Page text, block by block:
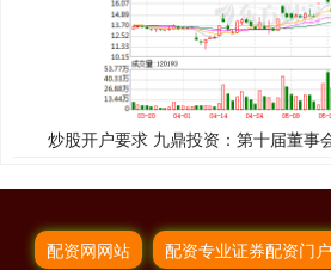
炒股开户要求 九鼎投资：第十届董事
配资网网站 配资专业证券配资门户